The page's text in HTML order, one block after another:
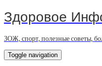
Здоровое
ЗОЖ, спорт, полезные советы,
Toggle navigation